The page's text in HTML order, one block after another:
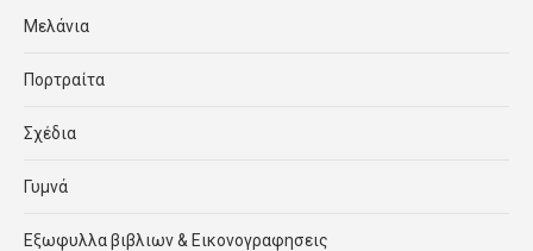
Μελάνια
Πορτραίτα
Σχέδια
Γυμνά
Εξωφυλλα βιβλιων & Εικονογραφησεις